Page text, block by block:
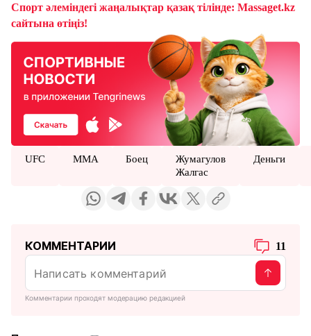
Спорт әлеміндегі жаңалықтар қазақ тілінде: Massaget.kz
сайтына өтіңіз!
UFC ММА Боец
Жумагулов
Жалгас
Деньги
КОММЕНТАРИИ 11
Комментарии проходят модерацию редакцией